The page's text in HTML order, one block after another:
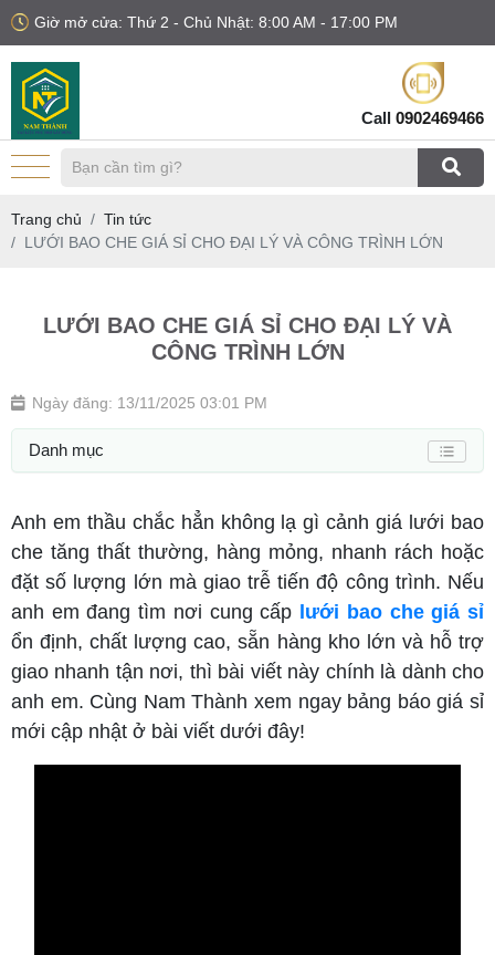
Giờ mở cửa: Thứ 2 - Chủ Nhật: 8:00 AM - 17:00 PM
Call 0902469466
Trang chủ
Tin tức
LƯỚI BAO CHE GIÁ SỈ CHO ĐẠI LÝ VÀ CÔNG TRÌNH LỚN
LƯỚI BAO CHE GIÁ SỈ CHO ĐẠI LÝ VÀ
CÔNG TRÌNH LỚN
Ngày đăng: 13/11/2025 03:01 PM
Danh mục
Anh em thầu chắc hẳn không lạ gì cảnh giá lưới bao
che tăng thất thường, hàng mỏng, nhanh rách hoặc
đặt số lượng lớn mà giao trễ tiến độ công trình. Nếu
anh em đang tìm nơi cung cấp
lưới bao che giá sỉ
ổn định, chất lượng cao, sẵn hàng kho lớn và hỗ trợ
giao nhanh tận nơi, thì bài viết này chính là dành cho
anh em. Cùng Nam Thành xem ngay bảng báo giá sỉ
mới cập nhật ở bài viết dưới đây!